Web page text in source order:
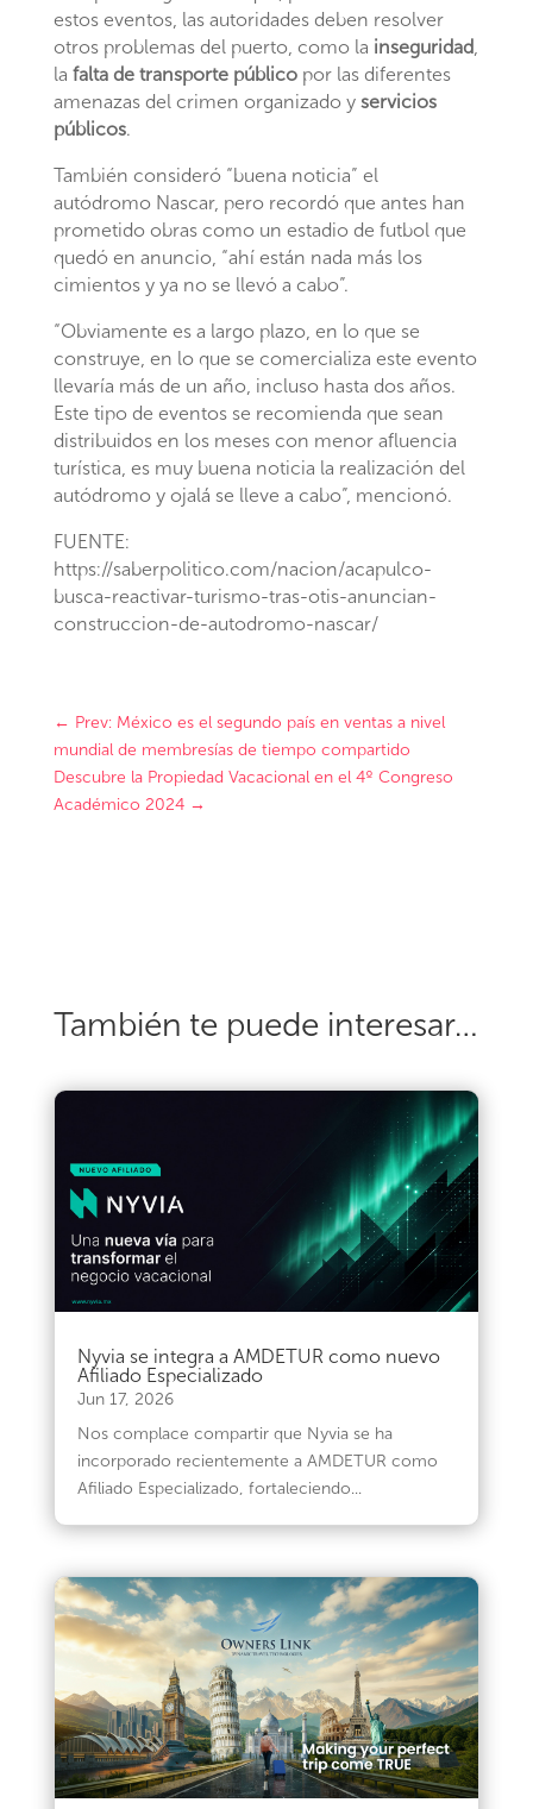
estos eventos, las autoridades deben resolver
otros problemas del puerto, como la inseguridad,
la falta de transporte públicopor las diferentes
amenazas del crimen organizado yservicios
públicos.
También consideró “buena noticia” el
autódromo Nascar, pero recordó que antes han
prometido obras como un estadio de futbol que
quedó en anuncio, “ahí están nada más los
cimientos y ya no se llevó a cabo”.
“Obviamente es a largo plazo, en lo que se
construye, en lo que se comercializa este evento
llevaría más de un año, incluso hasta dos años.
Este tipo de eventos se recomienda que sean
distribuidos en los meses con menor afluencia
turística, es muy buena noticia la realización del
autódromo y ojalá se lleve a cabo”, mencionó.
FUENTE:
https://saberpolitico.com/nacion/acapulco-
busca-reactivar-turismo-tras-otis-anuncian-
construccion-de-autodromo-nascar/
← Prev: México es el segundo país en ventas a nivel
mundial de membresías de tiempo compartido
Descubre la Propiedad Vacacional en el 4º Congreso
Académico 2024→
También te puede interesar…
Nyvia se integra a AMDETUR como nuevo
Afiliado Especializado
Jun 17, 2026
Nos complace compartir que Nyvia se ha
incorporado recientemente a AMDETUR como
Afiliado Especializado, fortaleciendo...